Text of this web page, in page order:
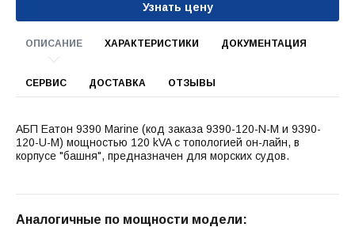
Узнать цену
ОПИСАНИЕ ХАРАКТЕРИСТИКИ ДОКУМЕНТАЦИЯ
СЕРВИС ДОСТАВКА ОТЗЫВЫ
АБП Еатон 9390 Marine (код заказа 9390-120-N-M и 9390-
120-U-M) мощностью 120 kVA с топологией он-лайн, в
корпусе "башня", предназначен для морских судов.
Аналогичные по мощности модели: